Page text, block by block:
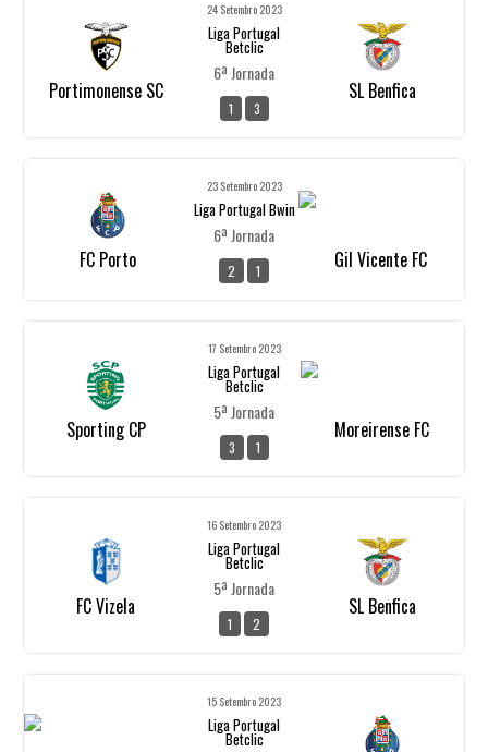
Portimonense SC
24 Setembro 2023
Liga Portugal
Betclic
6ª Jornada
1 3
SL Benfica
FC Porto
23 Setembro 2023
Liga Portugal Bwin
6ª Jornada
2 1 Gil Vicente FC
Sporting CP
17 Setembro 2023
Liga Portugal
Betclic
5ª Jornada
3 1
Moreirense FC
FC Vizela
16 Setembro 2023
Liga Portugal
Betclic
5ª Jornada
1 2
SL Benfica
15 Setembro 2023
Liga Portugal
Betclic